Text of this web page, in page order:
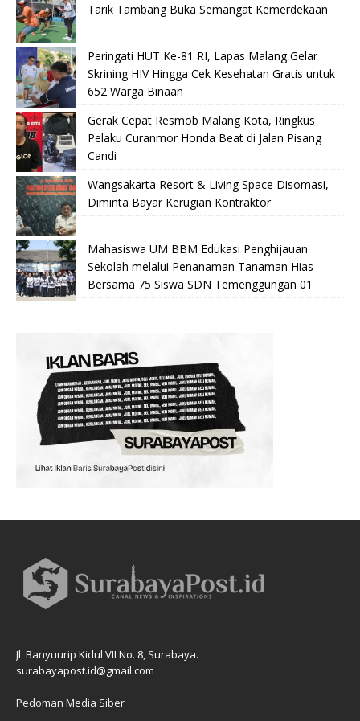
Tarik Tambang Buka Semangat Kemerdekaan
Peringati HUT Ke-81 RI, Lapas Malang Gelar
Skrining HIV Hingga Cek Kesehatan Gratis untuk
652 Warga Binaan
Gerak Cepat Resmob Malang Kota, Ringkus
Pelaku Curanmor Honda Beat di Jalan Pisang
Candi
Wangsakarta Resort & Living Space Disomasi,
Diminta Bayar Kerugian Kontraktor
Mahasiswa UM BBM Edukasi Penghijauan
Sekolah melalui Penanaman Tanaman Hias
Bersama 75 Siswa SDN Temenggungan 01
Jl. Banyuurip Kidul VII No. 8, Surabaya.
surabayapost.id@gmail.com
Pedoman Media Siber